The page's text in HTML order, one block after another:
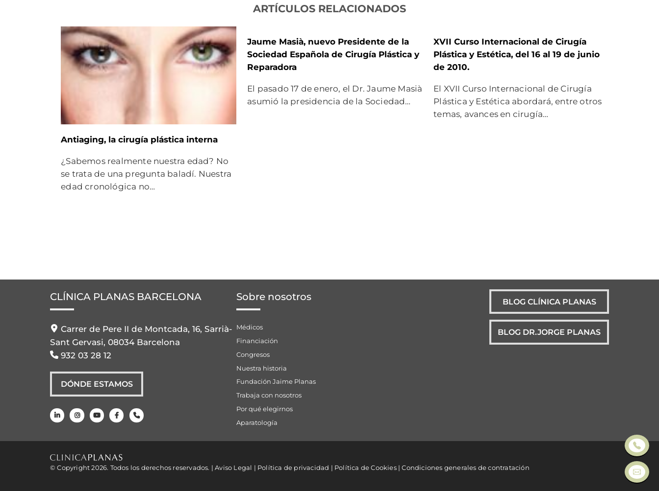
ARTÍCULOS RELACIONADOS
Antiaging, la cirugía plástica interna
¿Sabemos realmente nuestra edad? No
se trata de una pregunta baladí. Nuestra
edad cronológica no…
Jaume Masià, nuevo Presidente de la
Sociedad Española de Cirugía Plástica y
Reparadora
El pasado 17 de enero, el Dr. Jaume Masià
asumió la presidencia de la Sociedad…
XVII Curso Internacional de Cirugía
Plástica y Estética, del 16 al 19 de junio
de 2010.
El XVII Curso Internacional de Cirugía
Plástica y Estética abordará, entre otros
temas, avances en cirugía…
CLÍNICA PLANAS BARCELONA
Carrer de Pere II de Montcada, 16, Sarrià-
Sant Gervasi, 08034 Barcelona
932 03 28 12
DÓNDE ESTAMOS
Sobre nosotros
Médicos
Financiación
Congresos
Nuestra historia
Fundación Jaime Planas
Trabaja con nosotros
Por qué elegirnos
Aparatología
BLOG CLÍNICA PLANAS
BLOG DR.JORGE PLANAS
© Copyright 2026. Todos los derechos reservados. |Aviso Legal | Política de privacidad | Política de Cookies|Condiciones generales de contratación